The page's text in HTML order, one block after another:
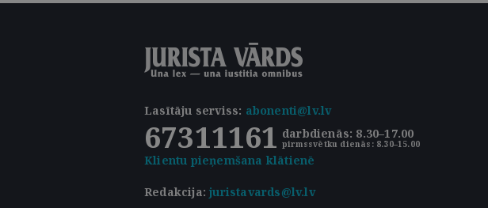
Lasītāju serviss: abonenti@lv.lv
67311161 darbdienās: 8.30–17.00
pirmssvētku dienās: 8.30–15.00
Klientu pieņemšana klātienē
Redakcija:juristavards@lv.lv